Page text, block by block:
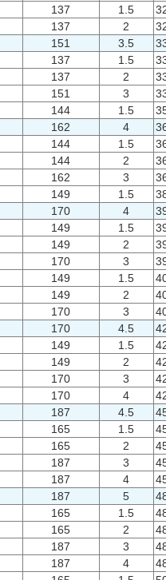
1.5
137
2
137
3.5
151
1.5
137
2
137
3
151
1.5
144
4
162
1.5
144
2
144
3
162
1.5
149
4
170
1.5
149
2
149
3
170
1.5
149
2
149
3
170
4.5
170
1.5
149
2
149
3
170
4
170
4.5
187
1.5
165
2
165
3
187
4
187
5
187
1.5
165
2
165
3
187
4
187